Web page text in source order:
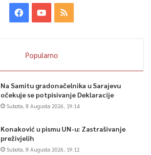
Popularno
Na Samitu gradonačelnika u Sarajevu
očekuje se potpisivanje Deklaracije
Subota, 8 Augusta 2026, 19:14
Konaković u pismu UN-u: Zastrašivanje
preživjelih
Subota, 8 Augusta 2026, 19:12